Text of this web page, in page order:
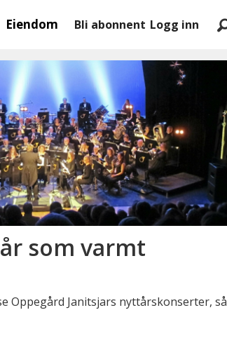
Eiendom Bli abonnent Logg inn
som varmt
Oppegård Janitsjars nyttårskonserter, så